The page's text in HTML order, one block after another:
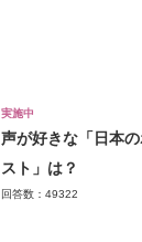
実施中
声が好きな「日本の
スト」は？
回答数：49322